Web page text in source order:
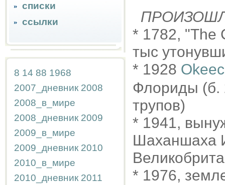
списки
ссылки
8 14 88 1968
2007_дневник 2008
2008_в_мире
2008_дневник 2009
2009_в_мире
2009_дневник 2010
2010_в_мире
2010_дневник 2011
* 1782, "The
тыс
* 1928
Флориды (б.
трупов)
* 1941,
Шаханшаха
* 1976,